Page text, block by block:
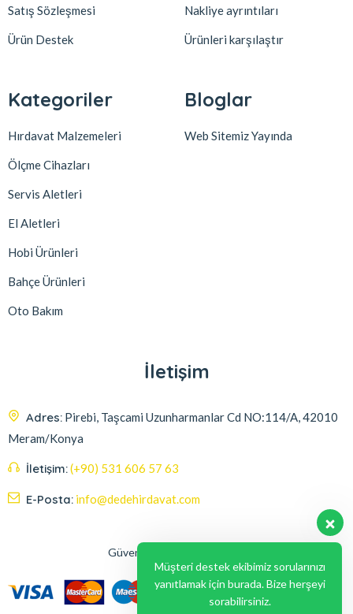
Satış Sözleşmesi
Ürün Destek
Nakliye ayrıntıları
Ürünleri karşılaştır
Kategoriler
Hırdavat Malzemeleri
Ölçme Cihazları
Servis Aletleri
El Aletleri
Hobi Ürünleri
Bahçe Ürünleri
Oto Bakım
Bloglar
Web Sitemiz Yayında
İletişim
Adres: Pirebi, Taşcami Uzunharmanlar Cd NO:114/A, 42010
Meram/Konya
İletişim:(+90) 531 606 57 63
E-Posta: info@dedehirdavat.com
Güvenli Ödeme Seçenekleri
Müşteri destek ekibimiz sorularınızı
yanıtlamak için burada. Bize herşeyi
sorabilirsiniz.